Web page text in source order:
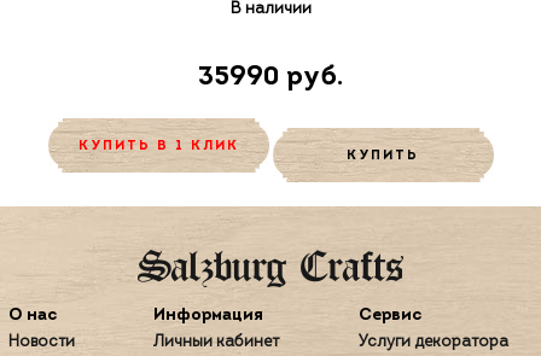
В наличии
35990 руб.
КУПИТЬ В 1 КЛИК
КУПИТЬ
О нас
Новости
Информация
Личный кабинет
Сервис
Услуги декоратора